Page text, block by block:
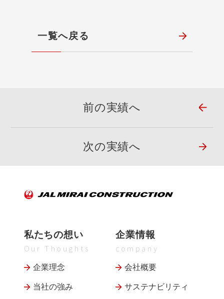
一覧へ戻る
前の実績へ
次の実績へ
私たちの想い
Our Thoughts
企業理念
当社の強み
企業情報
company
会社概要
サステナビリティ